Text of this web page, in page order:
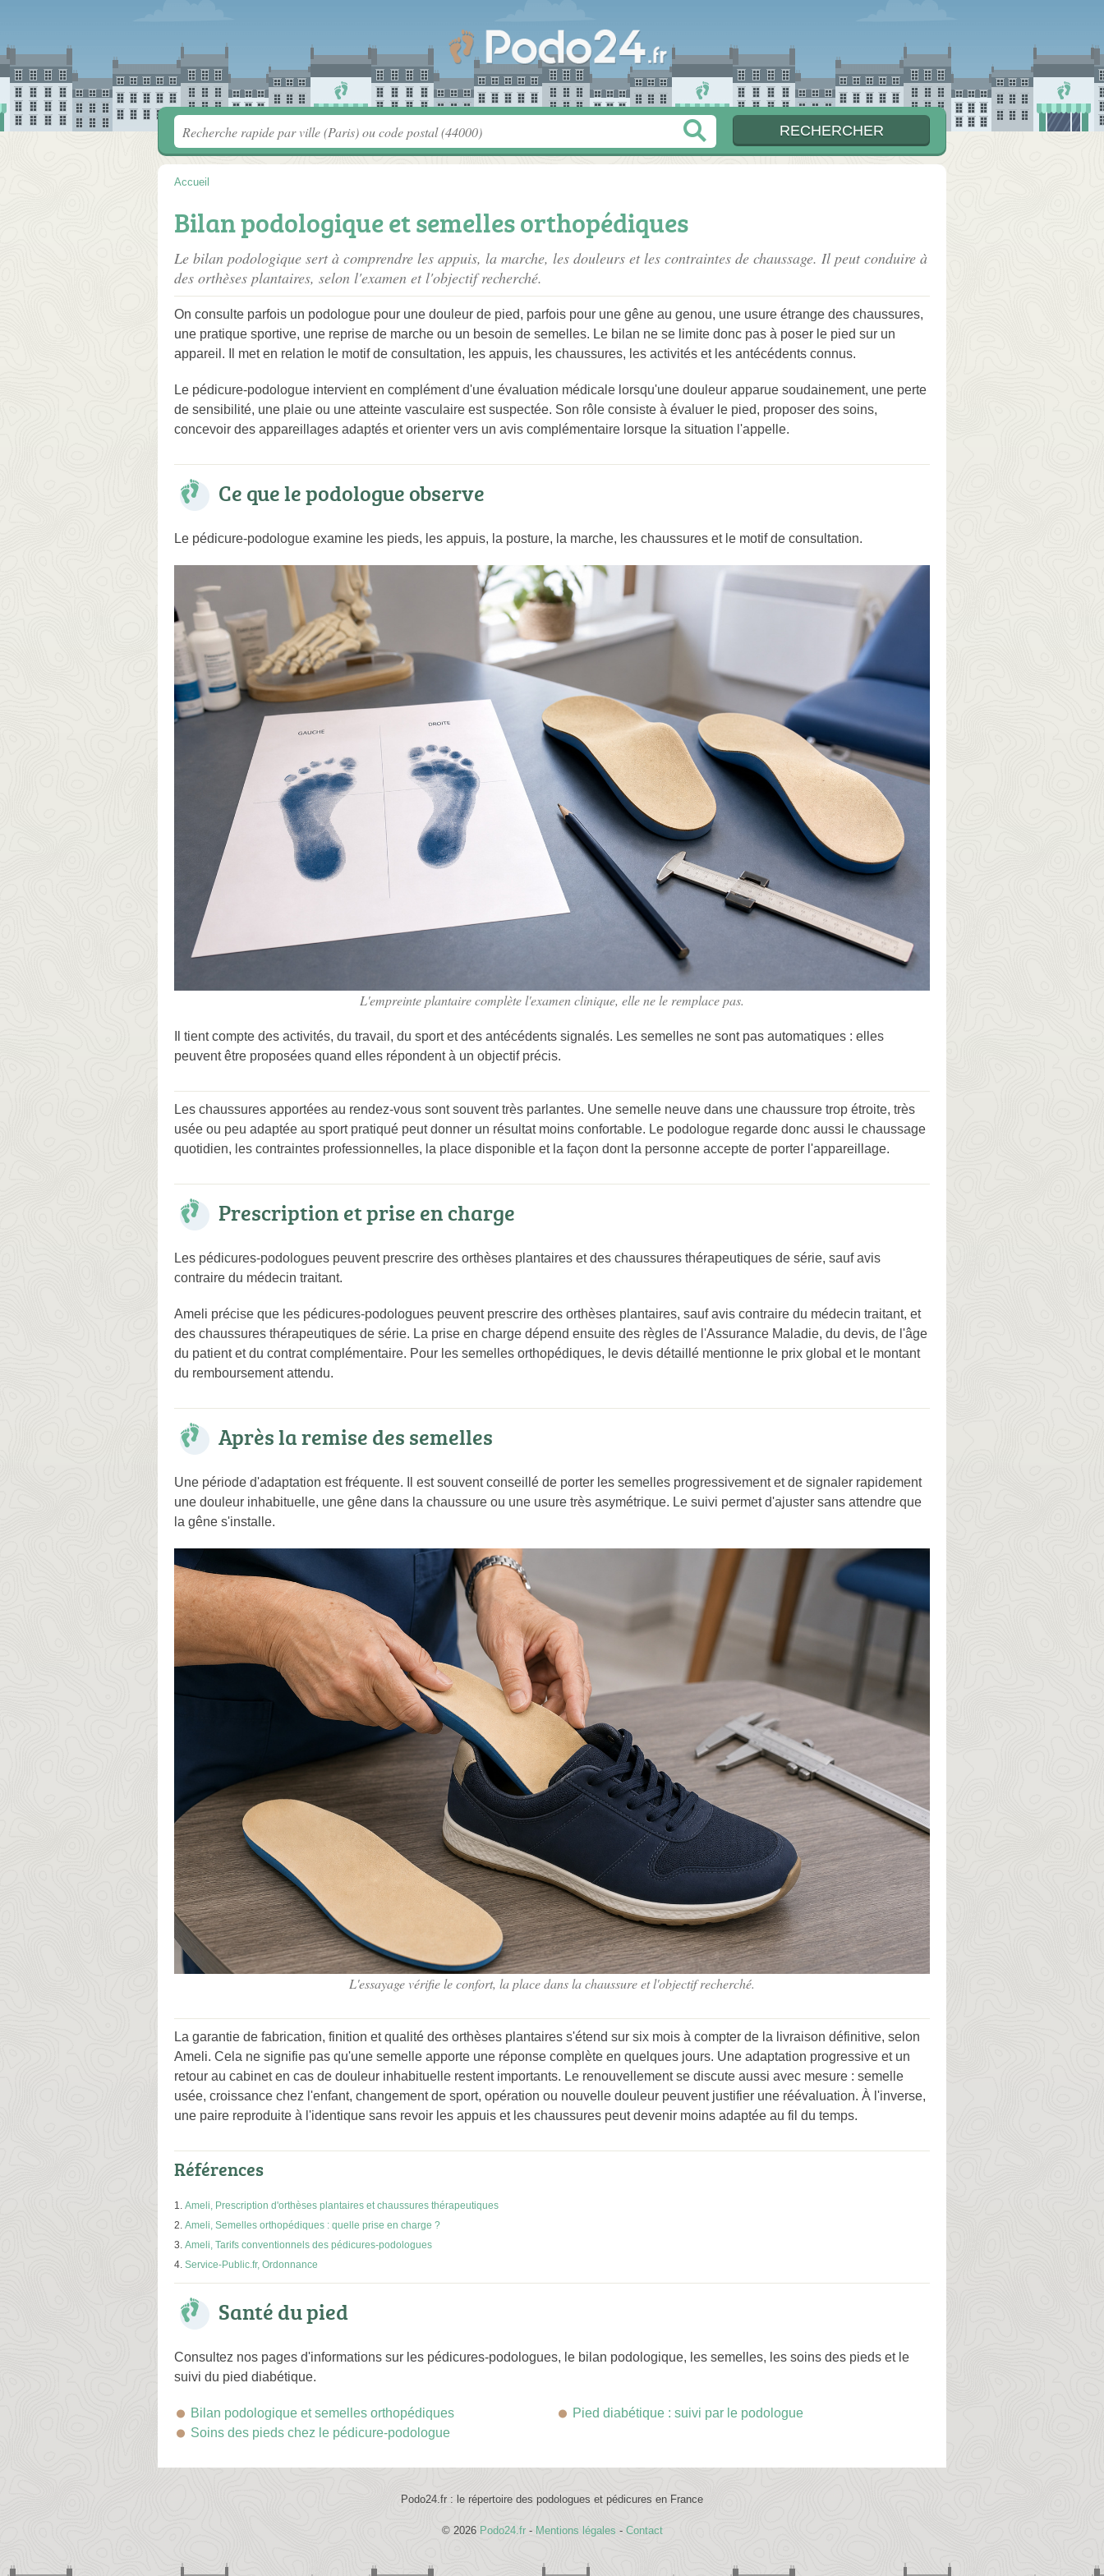
Accueil
Bilan podologique et semelles orthopédiques
Le bilan podologique sert à comprendre les appuis, la marche, les douleurs et les contraintes de chaussage. Il peut conduire à
des orthèses plantaires, selon l'examen et l'objectif recherché.
On consulte parfois un podologue pour une douleur de pied, parfois pour une gêne au genou, une usure étrange des chaussures,
une pratique sportive, une reprise de marche ou un besoin de semelles. Le bilan ne se limite donc pas à poser le pied sur un
appareil. Il met en relation le motif de consultation, les appuis, les chaussures, les activités et les antécédents connus.
Le pédicure-podologue intervient en complément d'une évaluation médicale lorsqu'une douleur apparue soudainement, une perte
de sensibilité, une plaie ou une atteinte vasculaire est suspectée. Son rôle consiste à évaluer le pied, proposer des soins,
concevoir des appareillages adaptés et orienter vers un avis complémentaire lorsque la situation l'appelle.
Ce que le podologue observe
Le pédicure-podologue examine les pieds, les appuis, la posture, la marche, les chaussures et le motif de consultation.
L'empreinte plantaire complète l'examen clinique, elle ne le remplace pas.
Il tient compte des activités, du travail, du sport et des antécédents signalés. Les semelles ne sont pas automatiques : elles
peuvent être proposées quand elles répondent à un objectif précis.
Les chaussures apportées au rendez-vous sont souvent très parlantes. Une semelle neuve dans une chaussure trop étroite, très
usée ou peu adaptée au sport pratiqué peut donner un résultat moins confortable. Le podologue regarde donc aussi le chaussage
quotidien, les contraintes professionnelles, la place disponible et la façon dont la personne accepte de porter l'appareillage.
Prescription et prise en charge
Les pédicures-podologues peuvent prescrire des orthèses plantaires et des chaussures thérapeutiques de série, sauf avis
contraire du médecin traitant.
Ameli précise que les pédicures-podologues peuvent prescrire des orthèses plantaires, sauf avis contraire du médecin traitant, et
des chaussures thérapeutiques de série. La prise en charge dépend ensuite des règles de l'Assurance Maladie, du devis, de l'âge
du patient et du contrat complémentaire. Pour les semelles orthopédiques, le devis détaillé mentionne le prix global et le montant
du remboursement attendu.
Après la remise des semelles
Une période d'adaptation est fréquente. Il est souvent conseillé de porter les semelles progressivement et de signaler rapidement
une douleur inhabituelle, une gêne dans la chaussure ou une usure très asymétrique. Le suivi permet d'ajuster sans attendre que
la gêne s'installe.
L'essayage vérifie le confort, la place dans la chaussure et l'objectif recherché.
La garantie de fabrication, finition et qualité des orthèses plantaires s'étend sur six mois à compter de la livraison définitive, selon
Ameli. Cela ne signifie pas qu'une semelle apporte une réponse complète en quelques jours. Une adaptation progressive et un
retour au cabinet en cas de douleur inhabituelle restent importants. Le renouvellement se discute aussi avec mesure : semelle
usée, croissance chez l'enfant, changement de sport, opération ou nouvelle douleur peuvent justifier une réévaluation. À l'inverse,
une paire reproduite à l'identique sans revoir les appuis et les chaussures peut devenir moins adaptée au fil du temps.
Références
Ameli, Prescription d'orthèses plantaires et chaussures thérapeutiques
Ameli, Semelles orthopédiques : quelle prise en charge ?
Ameli, Tarifs conventionnels des pédicures-podologues
Service-Public.fr, Ordonnance
Santé du pied
Consultez nos pages d'informations sur les pédicures-podologues, le bilan podologique, les semelles, les soins des pieds et le
suivi du pied diabétique.
Bilan podologique et semelles orthopédiques
Soins des pieds chez le pédicure-podologue
Pied diabétique : suivi par le podologue
Podo24.fr : le répertoire des podologues et pédicures en France
© 2026 Podo24.fr - Mentions légales - Contact